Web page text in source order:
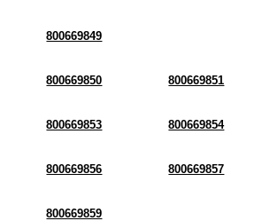
800669849
800669850 800669851
800669853 800669854
800669856 800669857
800669859